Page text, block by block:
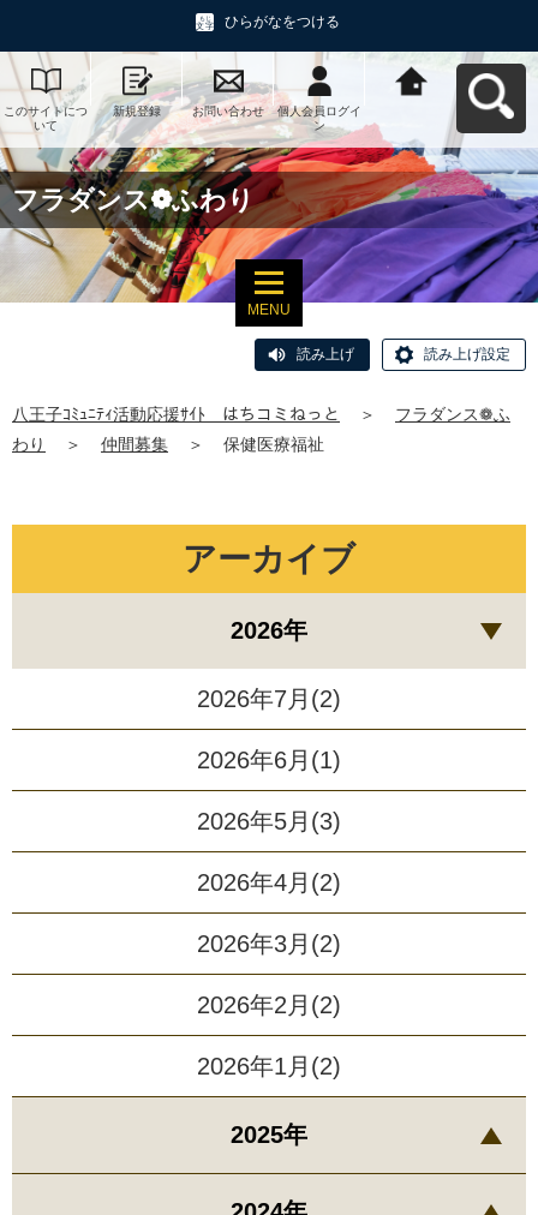
ひらがなをつける
このサイトにつ
いて
新規登録 お問い合わせ
個人会員ログイ
ン
動応援ｻｲﾄ はち
コミねっとへ戻
る
フラダンス❁ふわり
MENU
読み上げ 読み上げ設定
八王子ｺﾐｭﾆﾃｨ活動応援ｻｲﾄ はちコミねっと ＞
フラダンス❁ふ
わり
＞ 仲間募集 ＞ 保健医療福祉
アーカイブ
2026年
2026年7月(2)
2026年6月(1)
2026年5月(3)
2026年4月(2)
2026年3月(2)
2026年2月(2)
2026年1月(2)
2025年